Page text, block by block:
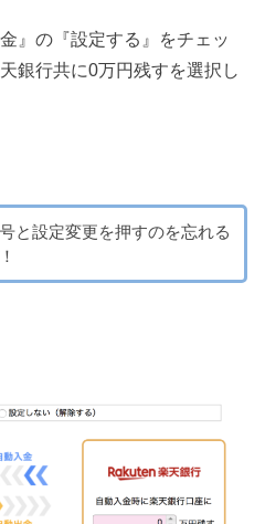
』の『設定する』をチェッ
銀行共に0万円残すを選択し
と設定変更を押すのを忘れる